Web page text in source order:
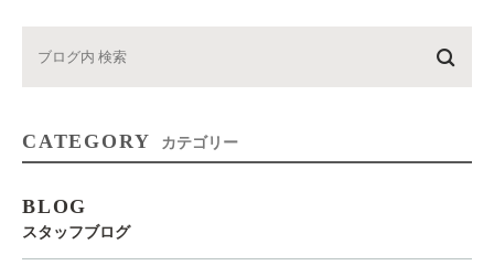
CATEGORY カテゴリー
BLOG
スタッフブログ